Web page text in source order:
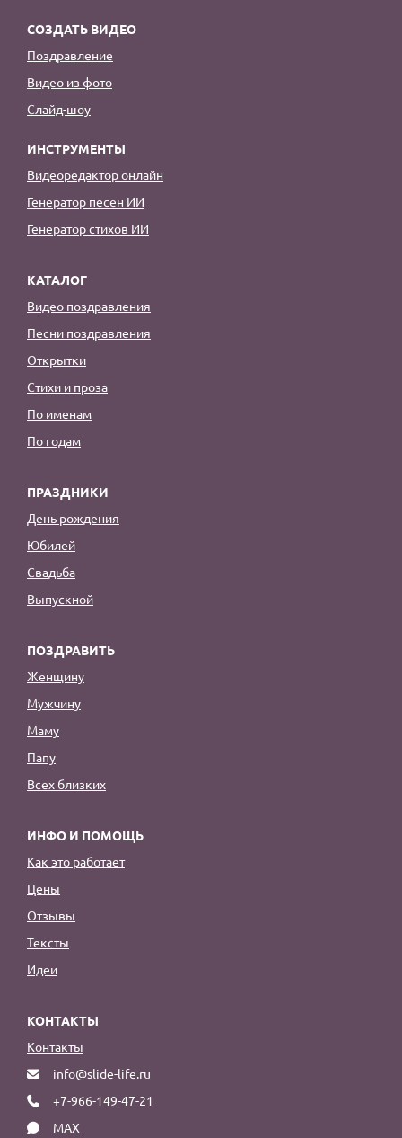
СОЗДАТЬ ВИДЕО
Поздравление
Видео из фото
Слайд-шоу
ИНСТРУМЕНТЫ
Видеоредактор онлайн
Генератор песен ИИ
Генератор стихов ИИ
КАТАЛОГ
Видео поздравления
Песни поздравления
Открытки
Стихи и проза
По именам
По годам
ПРАЗДНИКИ
День рождения
Юбилей
Свадьба
Выпускной
ПОЗДРАВИТЬ
Женщину
Мужчину
Маму
Папу
Всех близких
ИНФО И ПОМОЩЬ
Как это работает
Цены
Отзывы
Тексты
Идеи
КОНТАКТЫ
Контакты
info@slide-life.ru
+7-966-149-47-21
MAX